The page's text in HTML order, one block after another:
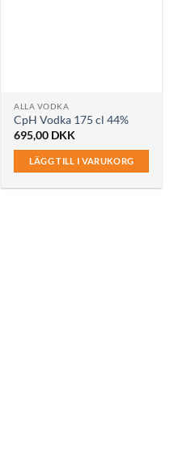
ALLA VODKA
CpH Vodka 175 cl 44%
695,00 DKK
LÄGG TILL I VARUKORG